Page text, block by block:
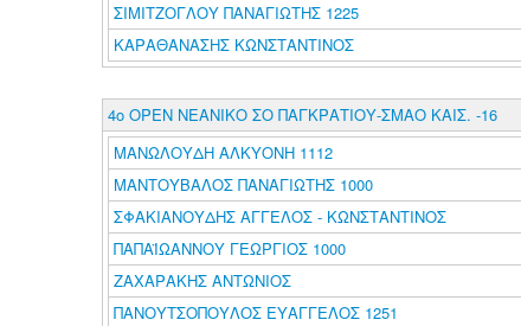
ΣΙΜΙΤΖΟΓΛΟΥ ΠΑΝΑΓΙΩΤΗΣ 1225
ΚΑΡΑΘΑΝΑΣΗΣ ΚΩΝΣΤΑΝΤΙΝΟΣ
4ο ΟΡΕΝ ΝΕΑΝΙΚΟ ΣΟ ΠΑΓΚΡΑΤΙΟΥ-ΣΜΑΟ ΚΑΙΣ. -16
ΜΑΝΩΛΟΥΔΗ ΑΛΚΥΟΝΗ 1112
ΜΑΝΤΟΥΒΑΛΟΣ ΠΑΝΑΓΙΩΤΗΣ 1000
ΣΦΑΚΙΑΝΟΥΔΗΣ ΑΓΓΕΛΟΣ - ΚΩΝΣΤΑΝΤΙΝΟΣ
ΠΑΠΑΪΩΑΝΝΟΥ ΓΕΩΡΓΙΟΣ 1000
ΖΑΧΑΡΑΚΗΣ ΑΝΤΩΝΙΟΣ
ΠΑΝΟΥΤΣΟΠΟΥΛΟΣ ΕΥΑΓΓΕΛΟΣ 1251